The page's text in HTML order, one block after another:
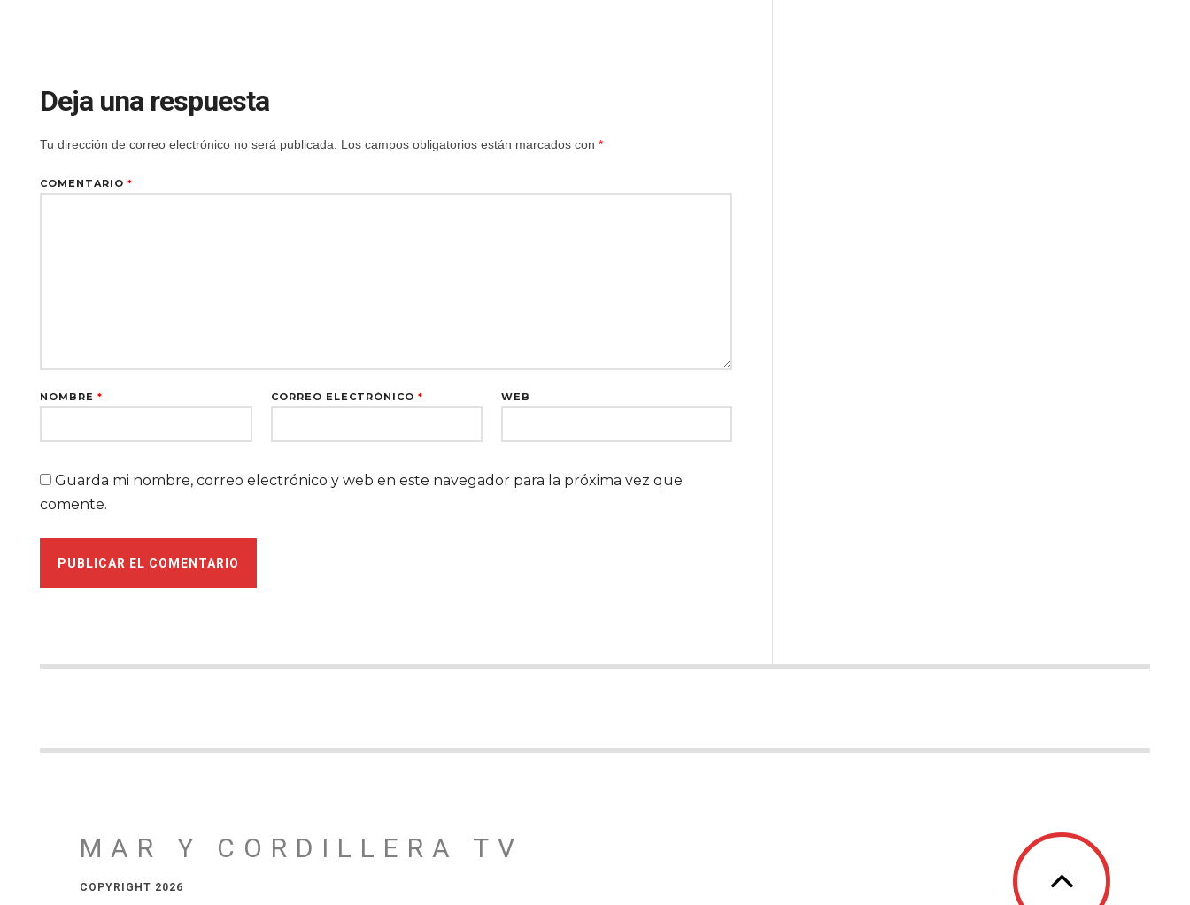
Deja una respuesta
Tu dirección de correo electrónico no será publicada. Los campos obligatorios están marcados con *
COMENTARIO *
NOMBRE * CORREO ELECTRÓNICO * WEB
Guarda mi nombre, correo electrónico y web en este navegador para la próxima vez que
comente.
MAR Y CORDILLERA TV
COPYRIGHT 2026